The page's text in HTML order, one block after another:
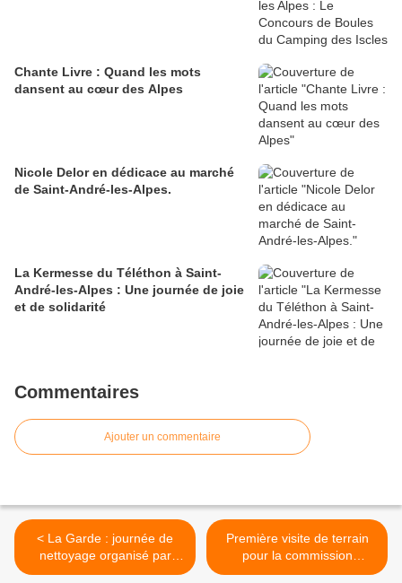
Chante Livre : Quand les mots
dansent au cœur des Alpes
Nicole Delor en dédicace au marché
de Saint-André-les-Alpes.
La Kermesse du Téléthon à Saint-
André-les-Alpes : Une journée de joie
et de solidarité
Commentaires
Ajouter un commentaire
< La Garde : journée de
nettoyage organisé par
l'association de défense de
Première visite de terrain
pour la commission
Patrimoine de la Mairie de